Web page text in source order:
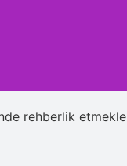
rehberlik etmekle